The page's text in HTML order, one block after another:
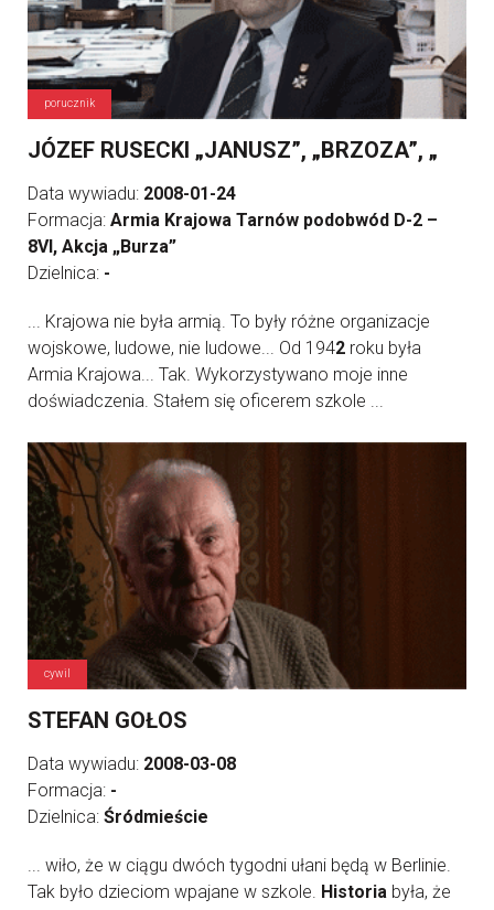
porucznik
JÓZEF RUSECKI „JANUSZ”, „BRZOZA”, „
Data wywiadu: 2008-01-24
Formacja: Armia Krajowa Tarnów podobwód D-2 –
8VI, Akcja „Burza”
Dzielnica: -
... Krajowa nie była armią. To były różne organizacje
wojskowe, ludowe, nie ludowe... Od 1942 roku była
Armia Krajowa... Tak. Wykorzystywano moje inne
doświadczenia. Stałem się oficerem szkole ...
cywil
STEFAN GOŁOS
Data wywiadu: 2008-03-08
Formacja: -
Dzielnica: Śródmieście
... wiło, że w ciągu dwóch tygodni ułani będą w Berlinie.
Tak było dzieciom wpajane w szkole. Historia była, że